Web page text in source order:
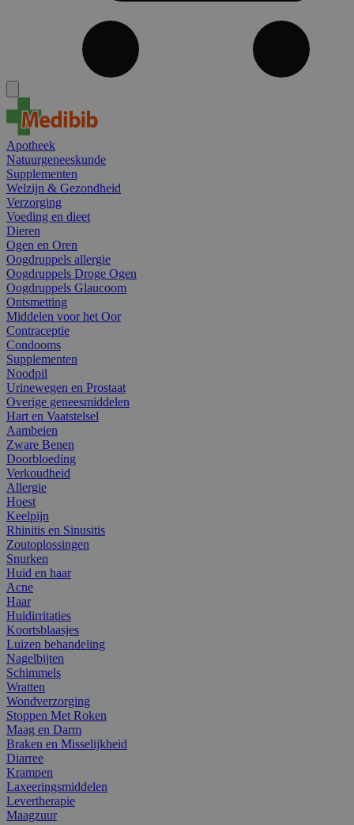
Apotheek
Natuurgeneeskunde
Supplementen
Welzijn & Gezondheid
Verzorging
Voeding en dieet
Dieren
Ogen en Oren
Oogdruppels allergie
Oogdruppels Droge Ogen
Oogdruppels Glaucoom
Ontsmetting
Middelen voor het Oor
Contraceptie
Condooms
Supplementen
Noodpil
Urinewegen en Prostaat
Overige geneesmiddelen
Hart en Vaatstelsel
Aambeien
Zware Benen
Doorbloeding
Verkoudheid
Allergie
Hoest
Keelpijn
Rhinitis en Sinusitis
Zoutoplossingen
Snurken
Huid en haar
Acne
Haar
Huidirritaties
Koortsblaasjes
Luizen behandeling
Nagelbijten
Schimmels
Wratten
Wondverzorging
Stoppen Met Roken
Maag en Darm
Braken en Misselijkheid
Diarree
Krampen
Laxeeringsmiddelen
Levertherapie
Maagzuur